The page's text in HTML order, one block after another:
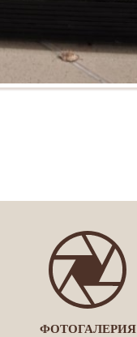
ФОТОГАЛЕРИЯ